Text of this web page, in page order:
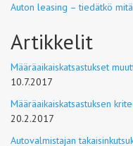
Auton leasing – tiedätkö
Artikkelit
Määräaikaiskatsastukset
10.7.2017
Määräaikaiskatsastuksen
20.2.2017
Autovalmistajan